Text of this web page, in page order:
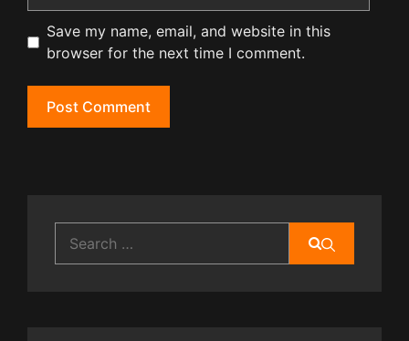
Save my name, email, and website in this
browser for the next time I comment.
for: